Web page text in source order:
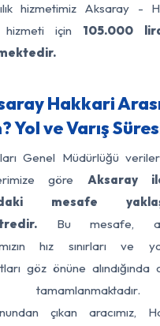
hizmetimiz Aksaray -
hizmeti için 105.000
Hakkari
Yol ve Varış
Genel Müdürlüğü
göre Aksaray
mesafe
Bu mesafe,
hız sınırları ve
göz önüne
çıkan aracımız,